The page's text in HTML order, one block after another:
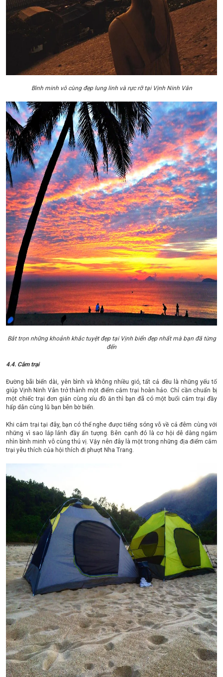
Bình minh vô cùng đẹp lung linh và rực rỡ tại Vịnh Ninh Vân
Bắt trọn những khoảnh khắc tuyệt đẹp tại Vịnh biển đẹp nhất mà bạn đã từng
đến
4.4. Cắm trại
Đường bãi biển dài, yên bình và không nhiều gió, tất cả đều là những yếu tố
giúp Vịnh Ninh Vân trở thành một điểm cắm trại hoàn hảo. Chỉ cần chuẩn bị
một chiếc trại đơn giản cùng xíu đồ ăn thì bạn đã có một buổi cắm trại đầy
hấp dẫn cùng lũ bạn bên bờ biển.
Khi cắm trại tại đây, bạn có thể nghe được tiếng sóng vỗ về cả đêm cùng với
những vì sao lắp lánh đầy ấn tượng. Bên cạnh đó là cơ hội dễ dàng ngắm
nhìn bình minh vô cùng thú vị. Vậy nên đây là một trong những địa điểm cắm
trại yêu thích của hội thích đi phượt Nha Trang.